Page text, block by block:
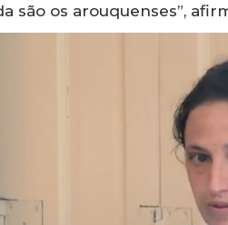
são os arouquenses”,